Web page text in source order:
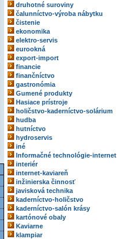
druhotné suroviny
čalunníctvo-výroba nábytku
čistenie
ekonomika
elektro-servis
eurookná
export-import
financie
finančníctvo
gastronómia
Gumené produkty
Hasiace prístroje
holičstvo-kaderníctvo-solárium
hudba
hutníctvo
hydroservis
iné
Informačné technológie-internet
interiér
internet-kaviareň
inžinierska činnosť
javisková technika
kaderníctvo-holičstvo
kaderníctvo-salón krásy
kartónové obaly
Kaviarne
klampiar